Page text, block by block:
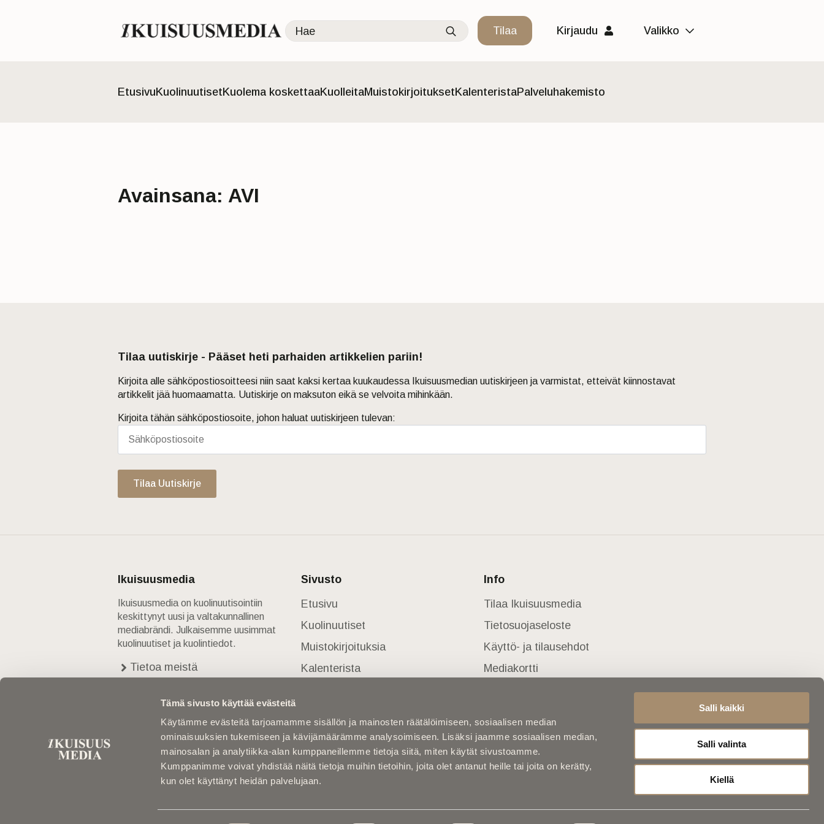
Tämä sivusto käyttää evästeitä
Käytämme evästeitä tarjoamamme sisällön ja mainosten räätälöimiseen, sosiaalisen median
ominaisuuksien tukemiseen ja kävijämäärämme analysoimiseen. Lisäksi jaamme sosiaalisen median,
mainosalan ja analytiikka-alan kumppaneillemme tietoja siitä, miten käytät sivustoamme.
Kumppanimme voivat yhdistää näitä tietoja muihin tietoihin, joita olet antanut heille tai joita on kerätty,
kun olet käyttänyt heidän palvelujaan.
Salli kaikki
Salli valinta
Kiellä
Search
for:
Tilaa Kirjaudu Valikko
Etusivu KuolinuutisetKuolema koskettaaKuolleitaMuistokirjoituksetKalenteristaPalveluhakemisto
Avainsana: AVI
Tilaa uutiskirje - Pääset heti parhaiden artikkelien pariin!
Kirjoita alle sähköpostiosoitteesi niin saat kaksi kertaa kuukaudessa Ikuisuusmedian uutiskirjeen ja varmistat, etteivät kiinnostavat
artikkelit jää huomaamatta. Uutiskirje on maksuton eikä se velvoita mihinkään.
Kirjoita tähän sähköpostiosoite, johon haluat uutiskirjeen tulevan:
Tilaa Uutiskirje
Ikuisuusmedia
Ikuisuusmedia on kuolinuutisointiin
keskittynyt uusi ja valtakunnallinen
mediabrändi. Julkaisemme uusimmat
kuolinuutiset ja kuolintiedot.
Tietoa meistä
Yhteystiedot
Sivusto
Etusivu
Kuolinuutiset
Muistokirjoituksia
Kalenterista
Kuolleita
Info
Tilaa Ikuisuusmedia
Tietosuojaseloste
Käyttö- ja tilausehdot
Mediakortti